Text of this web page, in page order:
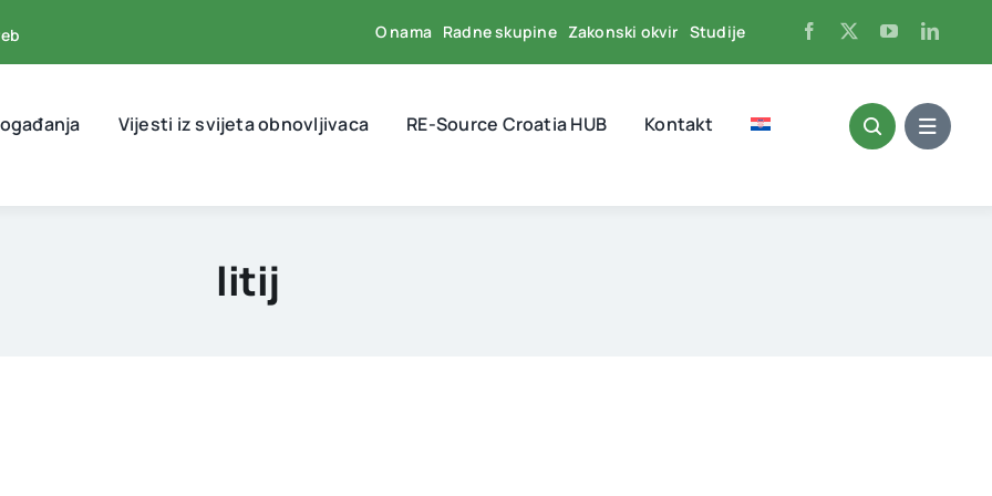
O nama Radne skupine Zakonski okvir Studije
Vijesti iz svijeta obnovljivaca RE-Source Croatia HUB Kontakt
litij